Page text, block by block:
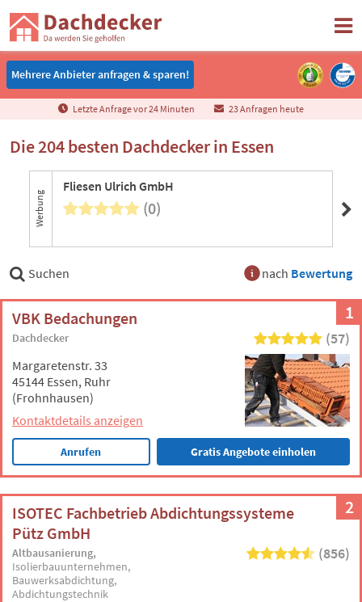
Mehrere Anbieter anfragen & sparen!
Mehrere Anbieter anfragen & sparen!
Letzte Anfrage vor24 Minuten 23 Anfragen heute
Die 204 besten Dachdecker in Essen
Werbung
Fliesen Ulrich GmbH
(0)
Suchen nach Bewertung
1
VBK Bedachungen
Dachdecker (57)
Margaretenstr. 33
45144 Essen, Ruhr
(Frohnhausen)
Kontaktdetails anzeigen
Anrufen Gratis Angebote einholen
2
ISOTEC Fachbetrieb Abdichtungssysteme
Pütz GmbH
Altbausanierung
Isolierbauunternehmen
Bauwerksabdichtung
Abdichtungstechnik
(856)